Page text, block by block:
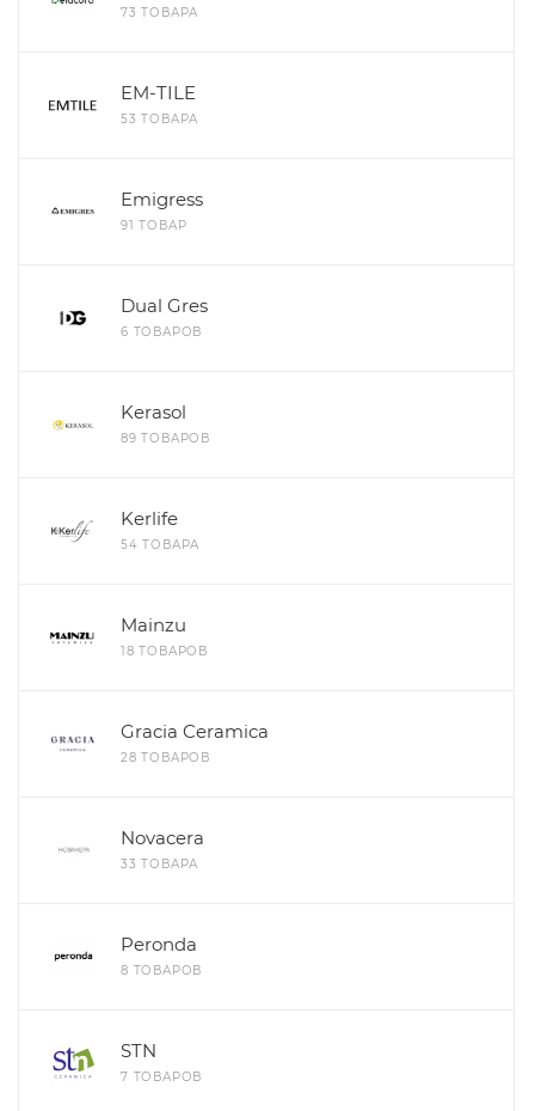
73 ТОВАРА
EM-TILE
53 ТОВАРА
Emigress
91 ТОВАР
Dual Gres
6 ТОВАРОВ
Kerasol
89 ТОВАРОВ
Kerlife
54 ТОВАРА
Mainzu
18 ТОВАРОВ
Gracia Ceramica
28 ТОВАРОВ
Novacera
33 ТОВАРА
Peronda
8 ТОВАРОВ
STN
7 ТОВАРОВ